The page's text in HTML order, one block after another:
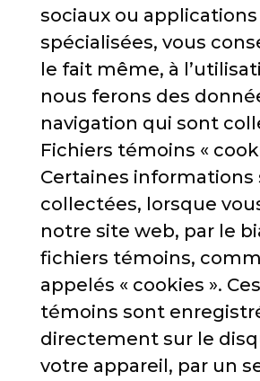
sociaux ou applications
spécialisées, vous
le fait même, à
nous ferons des
navigation qui sont
Fichiers témoins «
Certaines informations
collectées, lorsque
notre site web, par le
fichiers témoins,
appelés « cookies ».
témoins sont
directement sur le
votre appareil, par un